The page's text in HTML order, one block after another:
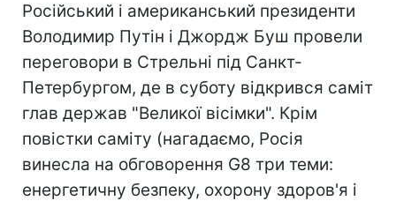
Російський і американський президенти
Володимир Путін і Джордж Буш провели
переговори в Стрельні під Санкт-
Петербургом, де в суботу відкрився саміт
глав держав "Великої вісімки". Крім
повістки саміту (нагадаємо, Росія
винесла на обговорення G8 три теми:
енергетичну безпеку, охорону здоров'я і